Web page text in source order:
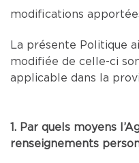
modifications
La présente Politique
modifiée de celle-ci
applicable dans la
1. Par quels moyens
renseignements